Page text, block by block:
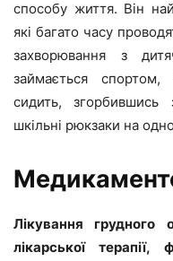
способу життя. Він
які багато часу
захворювання з
займається
сидить,
шкільні рюкзаки на
Лікування грудного
лікарської терапії,